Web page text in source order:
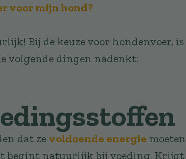
voor mijn hond?
Bij de keuze voor hondenvoer, is
volgende dingen nadenkt:
dat ze voldoende energie moeten
begint natuurlijk bij voeding. Krijgt